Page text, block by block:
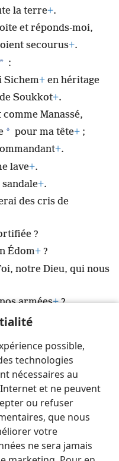
possible,
technologies
nécessaires au
et ne peuvent
ou refuser
que nous
votre
ne sera jamais
la terre+.
et réponds-moi,
secourus+.
* :
Sichem+ en héritage
Soukkot+.
Manassé,
* pour ma tête+ ;
+.
lave+.
+.
des cris de
?
Édom+ ?
notre Dieu, qui nous
armées+?
de la force +,
+.
Préférences
Tract Society of Pennsylvania